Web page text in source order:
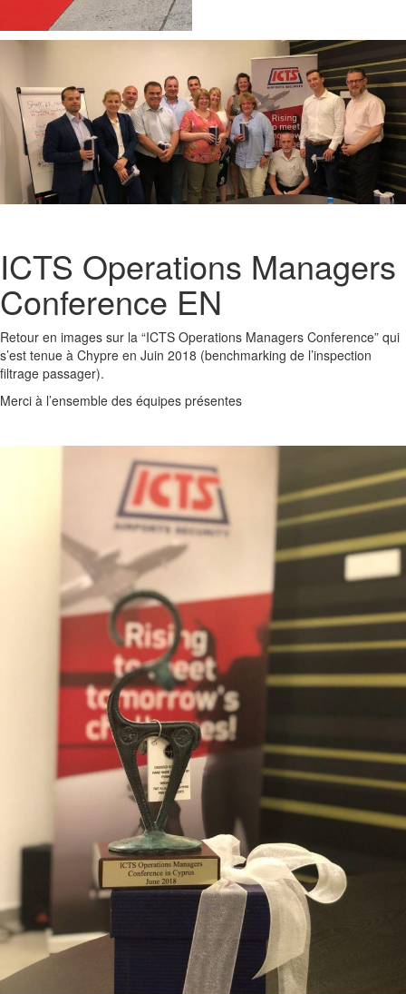
ICTS Operations Managers
Conference EN
Retour en images sur la “ICTS Operations Managers Conference” qui
s’est tenue à Chypre en Juin 2018 (benchmarking de l’inspection
filtrage passager).
Merci à l’ensemble des équipes présentes